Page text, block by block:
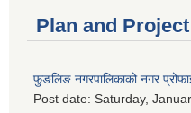
Plan and Project
फुङलिङ नगरपालिकाको नगर
Post date: Saturday,